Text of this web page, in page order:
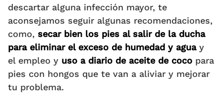
descartar alguna infección mayor, te
aconsejamos seguir algunas recomendaciones,
como, secar bien los pies al salir de la ducha
para eliminar el exceso de humedad y aguay
el empleo y uso a diario de aceite de coco para
pies con hongos que te van a aliviar y mejorar
tu problema.